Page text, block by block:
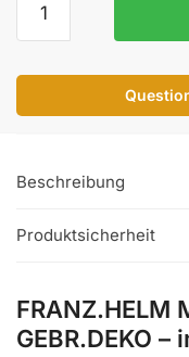
M51
M.INNENHELM
GEBR.DEKO
Beschreibung
Produktsicherheit
FRANZ.HELM
GEBR.DEKO